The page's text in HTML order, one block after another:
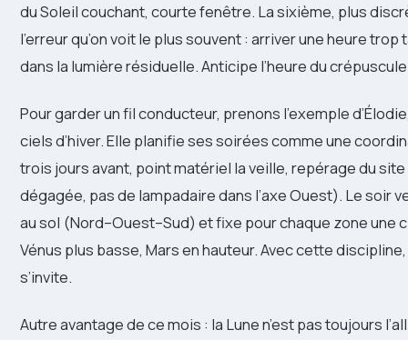
du Soleil couchant, courte fenêtre. La sixième, plus
l’erreur qu’on voit le plus souvent : arriver une heure
dans la lumière résiduelle. Anticipe l’heure du
Pour garder un fil conducteur, prenons l’exemple
ciels d’hiver. Elle planifie ses soirées comme une
trois jours avant, point matériel la veille, repérage du
dégagée, pas de lampadaire dans l’axe Ouest). Le soir
au sol (Nord–Ouest–Sud) et fixe pour chaque zone une
Vénus plus basse, Mars en hauteur. Avec cette
s’invite.
Autre avantage de ce mois : la Lune n’est pas toujours